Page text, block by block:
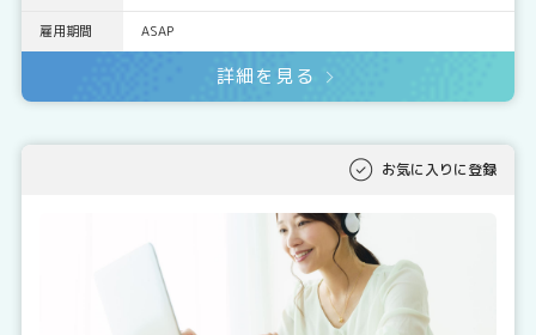
雇用期間 ASAP
詳細を見る
お気に入りに登録